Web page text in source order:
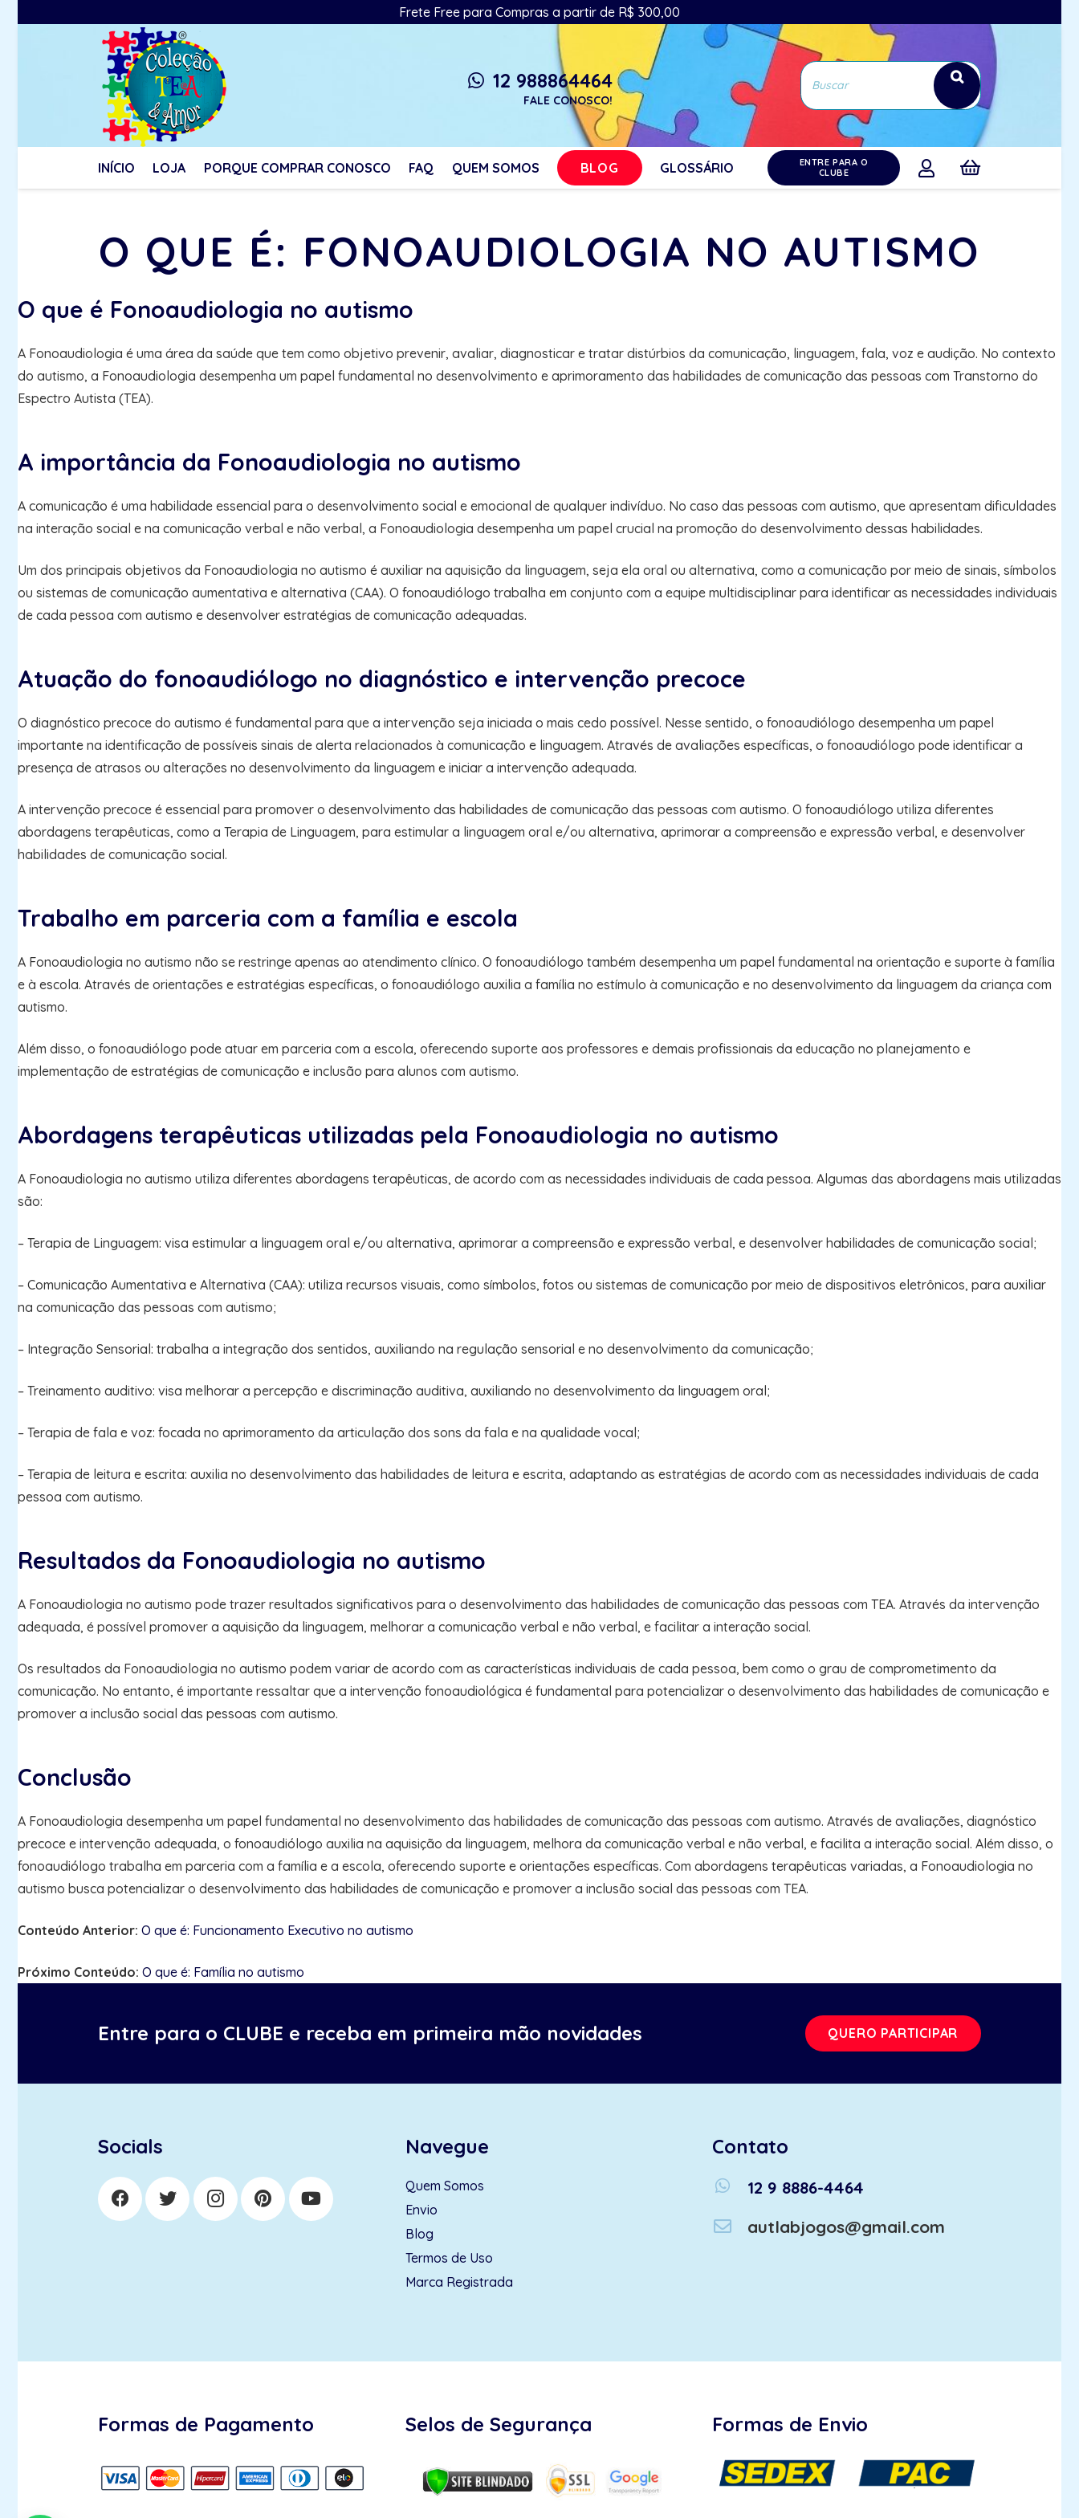
Frete Free para Compras a partir de R$ 300,00
whatsapp 12 988864464
FALE CONOSCO!
INÍCIO LOJA PORQUE COMPRAR CONOSCO FAQ QUEM SOMOS BLOG GLOSSÁRIO
ENTRE PARA O
CLUBE
O QUE É: FONOAUDIOLOGIA NO AUTISMO
O que é Fonoaudiologia no autismo
A Fonoaudiologia é uma área da saúde que tem como objetivo prevenir, avaliar, diagnosticar e tratar distúrbios da comunicação, linguagem, fala, voz e audição. No contexto
do autismo, a Fonoaudiologia desempenha um papel fundamental no desenvolvimento e aprimoramento das habilidades de comunicação das pessoas com Transtorno do
Espectro Autista (TEA).
A importância da Fonoaudiologia no autismo
A comunicação é uma habilidade essencial para o desenvolvimento social e emocional de qualquer indivíduo. No caso das pessoas com autismo, que apresentam dificuldades
na interação social e na comunicação verbal e não verbal, a Fonoaudiologia desempenha um papel crucial na promoção do desenvolvimento dessas habilidades.
Um dos principais objetivos da Fonoaudiologia no autismo é auxiliar na aquisição da linguagem, seja ela oral ou alternativa, como a comunicação por meio de sinais, símbolos
ou sistemas de comunicação aumentativa e alternativa (CAA). O fonoaudiólogo trabalha em conjunto com a equipe multidisciplinar para identificar as necessidades individuais
de cada pessoa com autismo e desenvolver estratégias de comunicação adequadas.
Atuação do fonoaudiólogo no diagnóstico e intervenção precoce
O diagnóstico precoce do autismo é fundamental para que a intervenção seja iniciada o mais cedo possível. Nesse sentido, o fonoaudiólogo desempenha um papel
importante na identificação de possíveis sinais de alerta relacionados à comunicação e linguagem. Através de avaliações específicas, o fonoaudiólogo pode identificar a
presença de atrasos ou alterações no desenvolvimento da linguagem e iniciar a intervenção adequada.
A intervenção precoce é essencial para promover o desenvolvimento das habilidades de comunicação das pessoas com autismo. O fonoaudiólogo utiliza diferentes
abordagens terapêuticas, como a Terapia de Linguagem, para estimular a linguagem oral e/ou alternativa, aprimorar a compreensão e expressão verbal, e desenvolver
habilidades de comunicação social.
Trabalho em parceria com a família e escola
A Fonoaudiologia no autismo não se restringe apenas ao atendimento clínico. O fonoaudiólogo também desempenha um papel fundamental na orientação e suporte à família
e à escola. Através de orientações e estratégias específicas, o fonoaudiólogo auxilia a família no estímulo à comunicação e no desenvolvimento da linguagem da criança com
autismo.
Além disso, o fonoaudiólogo pode atuar em parceria com a escola, oferecendo suporte aos professores e demais profissionais da educação no planejamento e
implementação de estratégias de comunicação e inclusão para alunos com autismo.
Abordagens terapêuticas utilizadas pela Fonoaudiologia no autismo
A Fonoaudiologia no autismo utiliza diferentes abordagens terapêuticas, de acordo com as necessidades individuais de cada pessoa. Algumas das abordagens mais utilizadas
são:
– Terapia de Linguagem: visa estimular a linguagem oral e/ou alternativa, aprimorar a compreensão e expressão verbal, e desenvolver habilidades de comunicação social;
– Comunicação Aumentativa e Alternativa (CAA): utiliza recursos visuais, como símbolos, fotos ou sistemas de comunicação por meio de dispositivos eletrônicos, para auxiliar
na comunicação das pessoas com autismo;
– Integração Sensorial: trabalha a integração dos sentidos, auxiliando na regulação sensorial e no desenvolvimento da comunicação;
– Treinamento auditivo: visa melhorar a percepção e discriminação auditiva, auxiliando no desenvolvimento da linguagem oral;
– Terapia de fala e voz: focada no aprimoramento da articulação dos sons da fala e na qualidade vocal;
– Terapia de leitura e escrita: auxilia no desenvolvimento das habilidades de leitura e escrita, adaptando as estratégias de acordo com as necessidades individuais de cada
pessoa com autismo.
Resultados da Fonoaudiologia no autismo
A Fonoaudiologia no autismo pode trazer resultados significativos para o desenvolvimento das habilidades de comunicação das pessoas com TEA. Através da intervenção
adequada, é possível promover a aquisição da linguagem, melhorar a comunicação verbal e não verbal, e facilitar a interação social.
Os resultados da Fonoaudiologia no autismo podem variar de acordo com as características individuais de cada pessoa, bem como o grau de comprometimento da
comunicação. No entanto, é importante ressaltar que a intervenção fonoaudiológica é fundamental para potencializar o desenvolvimento das habilidades de comunicação e
promover a inclusão social das pessoas com autismo.
Conclusão
A Fonoaudiologia desempenha um papel fundamental no desenvolvimento das habilidades de comunicação das pessoas com autismo. Através de avaliações, diagnóstico
precoce e intervenção adequada, o fonoaudiólogo auxilia na aquisição da linguagem, melhora da comunicação verbal e não verbal, e facilita a interação social. Além disso, o
fonoaudiólogo trabalha em parceria com a família e a escola, oferecendo suporte e orientações específicas. Com abordagens terapêuticas variadas, a Fonoaudiologia no
autismo busca potencializar o desenvolvimento das habilidades de comunicação e promover a inclusão social das pessoas com TEA.
Conteúdo Anterior: O que é: Funcionamento Executivo no autismo
Próximo Conteúdo: O que é: Família no autismo
Entre para o CLUBE e receba em primeira mão novidades QUERO PARTICIPAR
Socials Navegue
Quem Somos
Envio
Blog
Termos de Uso
Marca Registrada
Contato
whatsapp
12 9 8886-4464
autlabjogos@gmail.com
Formas de Pagamento Selos de Segurança Formas de Envio